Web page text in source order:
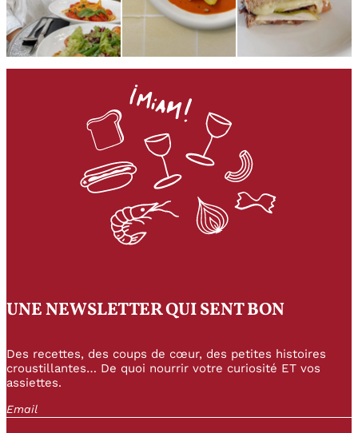
UNE NEWSLETTER QUI SENT BON
Des recettes, des coups de cœur, des petites histoires
croustillantes… De quoi nourrir votre curiosité ET vos
assiettes.